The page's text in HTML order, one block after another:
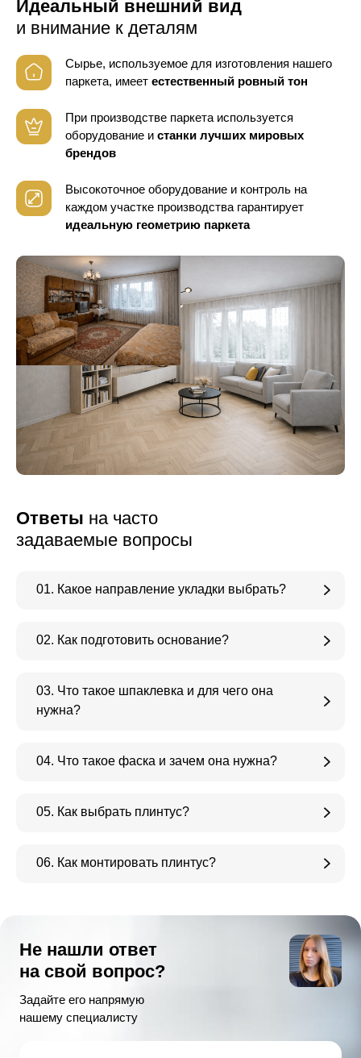
Идеальный внешний вид
и внимание к деталям
Сырье, используемое для изготовления нашего
паркета, имеет естественный ровный тон
При производстве паркета используется
оборудование и станки лучших мировых
брендов
Высокоточное оборудование и контроль на
каждом участке производства гарантирует
идеальную геометрию паркета
Ответы на часто
задаваемые вопросы
01. Какое направление укладки выбрать?
02. Как подготовить основание?
03. Что такое шпаклевка и для чего она
нужна?
04. Что такое фаска и зачем она нужна?
05. Как выбрать плинтус?
06. Как монтировать плинтус?
Не нашли ответ
на свой вопрос?
Задайте его напрямую
нашему специалисту